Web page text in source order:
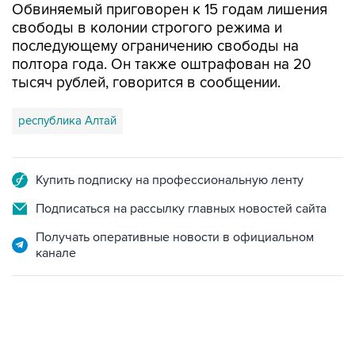
Обвиняемый приговорен к 15 годам лишения
свободы в колонии строгого режима и
последующему ограничению свободы на
полтора года. Он также оштрафован на 20
тысяч рублей, говорится в сообщении.
республика Алтай
Купить подписку на профессиональную ленту
Подписаться на рассылку главных новостей сайта
Получать оперативные новости в официальном
канале